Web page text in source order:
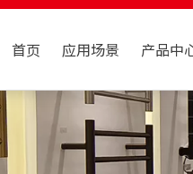
首页 应用场景 产品中